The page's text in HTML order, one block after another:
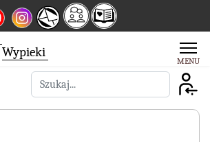
Wypieki
Szukaj